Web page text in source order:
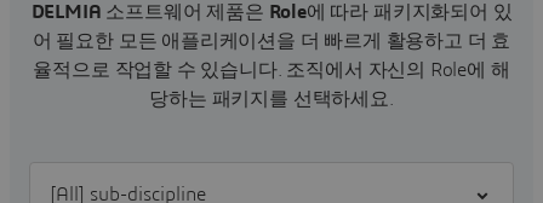
DELMIA 소프트웨어 제품은 Role에 따라 패키지화되어 있
어 필요한 모든 애플리케이션을 더 빠르게 활용하고 더 효
율적으로 작업할 수 있습니다. 조직에서 자신의 Role에 해
당하는 패키지를 선택하세요.